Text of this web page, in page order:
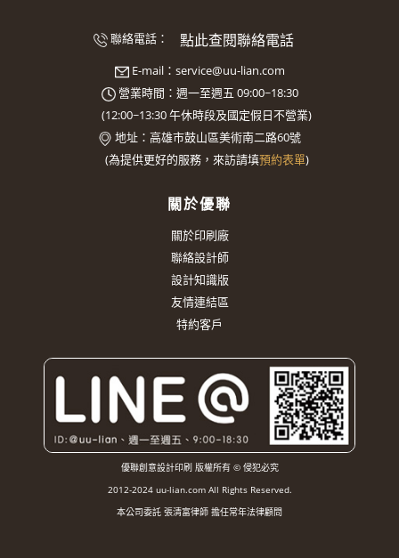
聯絡電話： 點此查閱聯絡電話
E-mail： service@uu-lian.com
營業時間：週一至週五 09:00~18:30
(12:00~13:30午休時段及國定假日不營業)
地址： 高雄市鼓山區美術南二路60號
(為提供更好的服務，來訪請填預約表單)
關於優聯
關於印刷廠
聯絡設計師
設計知識版
友情連結區
特約客戶
優聯創意設計印刷 版權所有 © 侵犯必究
2012-2024 uu-lian.com All Rights Reserved.
本公司委託 張清富律師 擔任常年法律顧問